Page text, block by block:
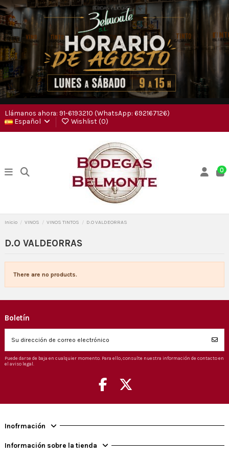
Llámanos ahora: 91-6193210 (WhatsApp: 692167126)
Español
Wishlist (0)
0
Inicio VINOS VINOS TINTOS D.O VALDEORRAS
D.O VALDEORRAS
There are no products.
Boletín
Puede darse de baja en cualquier momento. Para ello, consulte nuestra información de contacto en
el aviso legal.
Inofrmación
Información sobre la tienda